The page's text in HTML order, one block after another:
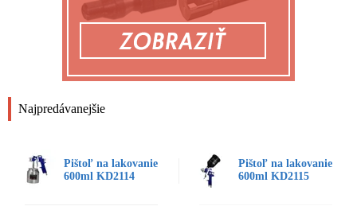
Najpredávanejšie
Pištoľ na lakovanie
600ml KD2114
Pištoľ na lakovanie
600ml KD2115